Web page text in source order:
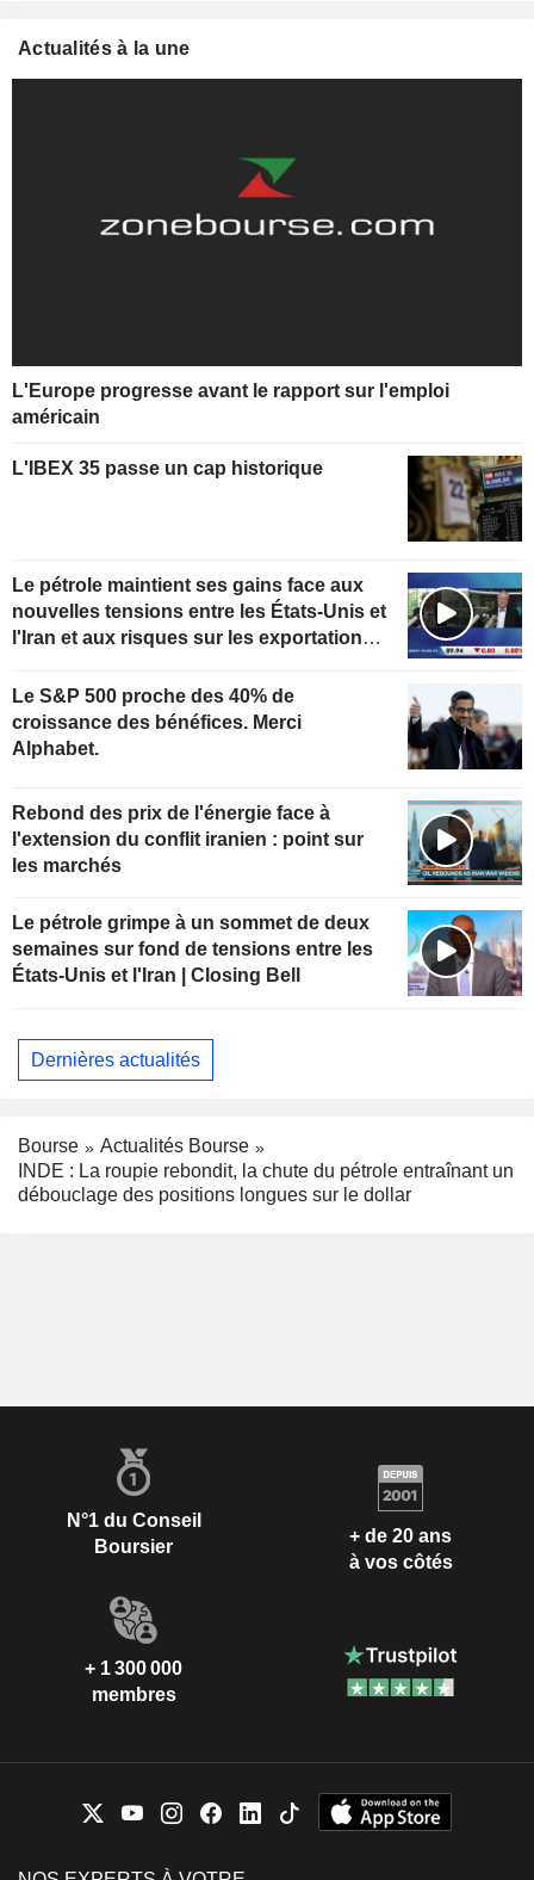
Actualités à la une
L'Europe progresse avant le rapport sur l'emploi
américain
L'IBEX 35 passe un cap historique
Le pétrole maintient ses gains face aux
nouvelles tensions entre les États-Unis et
l'Iran et aux risques sur les exportations
Le S&P 500 proche des 40% de
croissance des bénéfices. Merci
Alphabet.
Rebond des prix de l'énergie face à
l'extension du conflit iranien : point sur
les marchés
Le pétrole grimpe à un sommet de deux
semaines sur fond de tensions entre les
États-Unis et l'Iran | Closing Bell
Dernières actualités
Bourse
Actualités Bourse
INDE : La roupie rebondit, la chute du pétrole entraînant un
débouclage des positions longues sur le dollar
N°1 du Conseil
Boursier
+ de 20 ans
à vos côtés
+ 1 300 000
membres